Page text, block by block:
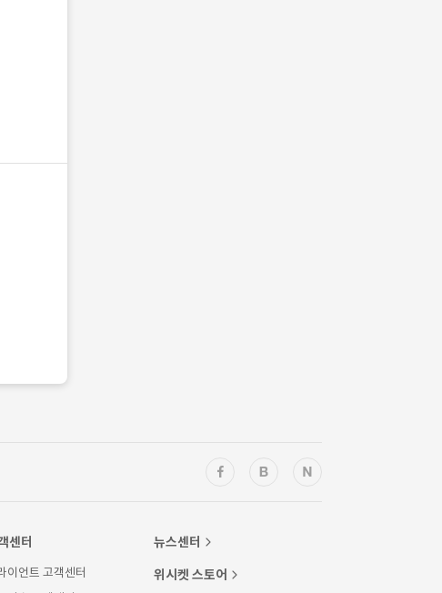
센터
이언트 고객센터
뉴스센터
위시켓 스토어